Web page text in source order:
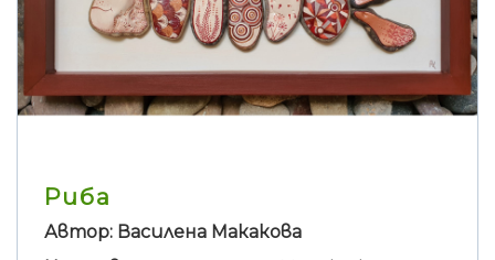
Риба
Автор: Василена Макакова